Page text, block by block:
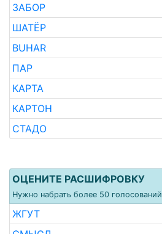
ЗАБОР
ШАТЁР
BUHAR
ПАР
КАРТА
КАРТОН
СТАДО
ОЦЕНИТЕ РАСШИФРОВКУ
Нужно набрать более 50 голосований
ЖГУТ